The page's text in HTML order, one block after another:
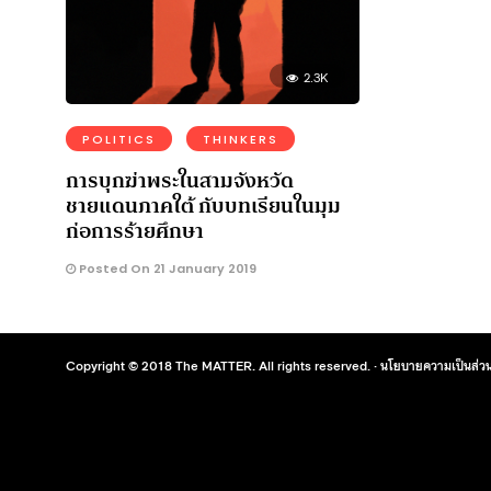
2.3K
POLITICS THINKERS
การบุกฆ่าพระในสามจังหวัด
ชายแดนภาคใต้ กับบทเรียนในมุม
ก่อการร้ายศึกษา
Posted On 21 January 2019
Copyright © 2018 The MATTER. All rights reserved. ·นโยบายความเป็นส่ว